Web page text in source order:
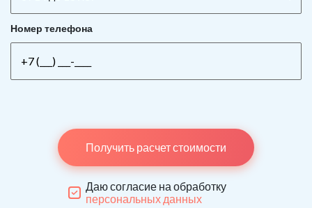
Номер телефона
Получить расчет стоимости
Даю согласие на обработку
персональных данных